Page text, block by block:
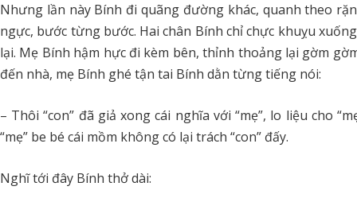
Nhưng lần này Bính đi quãng đường khác, quanh theo
ngực, bước từng bước. Hai chân Bính chỉ chực khuỵu
lại. Mẹ Bính hậm hực đi kèm bên, thỉnh thoảng lại gờm
đến nhà, mẹ Bính ghé tận tai Bính dằn từng tiếng nói:
– Thôi “con” đã giả xong cái nghĩa với “mẹ”, lo liệu cho
“mẹ” be bé cái mồm không có lại trách “con” đấy.
Nghĩ tới đây Bính thở dài: